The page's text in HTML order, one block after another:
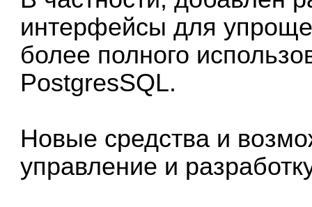
интерфейсы для
более полного
PostgresSQL.
Новые средства и
управление и